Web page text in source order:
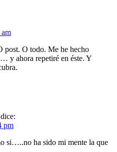
post. O todo. Me he hecho
y ahora repetiré en éste. Y
dice:
pm
si…..no ha sido mi mente la que